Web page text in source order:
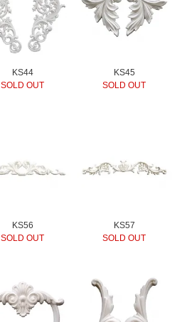
KS44
SOLD OUT
KS45
SOLD OUT
KS56
SOLD OUT
KS57
SOLD OUT